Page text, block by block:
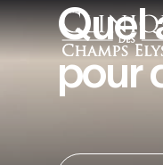
Quel
pour